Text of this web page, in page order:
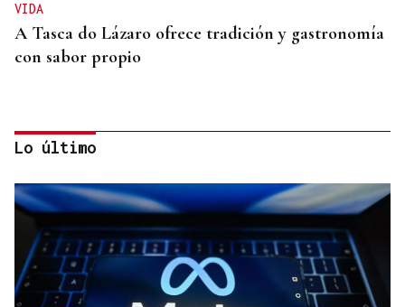
VIDA
A Tasca do Lázaro ofrece tradición y gastronomía
con sabor propio
Lo último